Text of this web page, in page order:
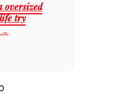
oversized
try